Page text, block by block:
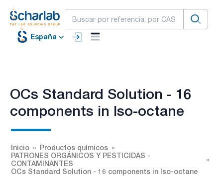
España
OCs Standard Solution - 16
components in Iso-octane
Inicio
Productos químicos
PATRONES ORGÁNICOS Y PESTICIDAS -
CONTAMINANTES
OCs Standard Solution - 16 components in Iso-octane